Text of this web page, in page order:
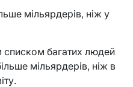
мільярдерів, ніж у
списком багатих людей
мільярдерів, ніж в